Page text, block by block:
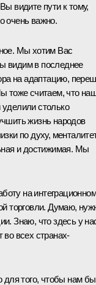
видите пути к тому,
очень важно.
Мы хотим Вас
видим в последнее
на адаптацию,
тоже считаем, что
столько
жизнь народов
по духу,
и достижимая. Мы
на
торговли. Думаю,
Знаю, что здесь у
всех странах-
для того, чтобы нам